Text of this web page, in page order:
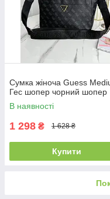
Сумка жіноча Guess
Гес шопер чорний шопер
В наявності
1 298 ₴ 1 628 ₴
Купити